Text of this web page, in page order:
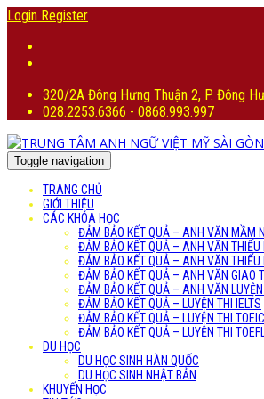
Login Register
320/2A Đông Hưng Thuận 2, P. Đông
028.2253.6366 - 0868.993.997
Toggle navigation
TRANG CHỦ
GIỚI THIỆU
CÁC KHÓA HỌC
ĐẢM BẢO KẾT QUẢ – ANH VĂN MẦM
ĐẢM BẢO KẾT QUẢ – ANH VĂN THIẾU
ĐẢM BẢO KẾT QUẢ – ANH VĂN THIẾU
ĐẢM BẢO KẾT QUẢ – ANH VĂN GIAO
ĐẢM BẢO KẾT QUẢ – ANH VĂN LUYỆN
ĐẢM BẢO KẾT QUẢ – LUYỆN THI IELTS
ĐẢM BẢO KẾT QUẢ – LUYỆN THI TOEIC
ĐẢM BẢO KẾT QUẢ – LUYỆN THI TOEFL
DU HỌC
DU HỌC SINH HÀN QUỐC
DU HỌC SINH NHẬT BẢN
KHUYẾN HỌC